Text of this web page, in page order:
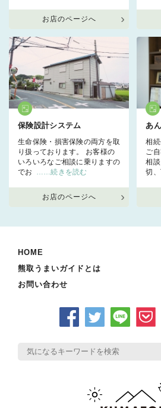
お店のページへ
保険設計システム
生命保険・損害保険の両方を取
り扱っております。 お客様の
いろいろなご相談に乗りますの
でお
……続きを読む
お店のページへ
あ
相
ご
相
切
HOME
熊取うまいガイドとは
お問い合わせ